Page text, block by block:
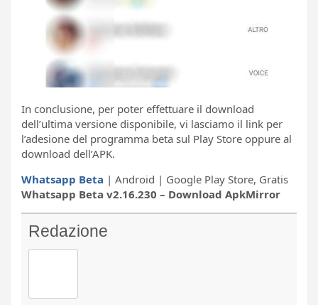
In conclusione, per poter effettuare il download
dell’ultima versione disponibile, vi lasciamo il link per
l’adesione del programma beta sul Play Store oppure al
download dell’APK.
Whatsapp Beta | Android | Google Play Store, Gratis
Whatsapp Beta v2.16.230 – Download ApkMirror
Redazione